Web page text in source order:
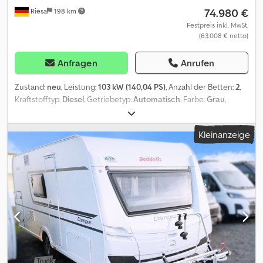
nicht ausweisbar.
Riesa 198 km 74.980 €
Festpreis inkl. MwSt.
(63.008 € netto)
Anfragen Anrufen
Zustand: neu, Leistung:103 kW (140,04 PS), Anzahl der Betten:2,
Kraftstofftyp: Diesel, Getriebetyp:Automatisch, Farbe:Grau,
, Gesamtbreite:
2.650 mm, Achsen-Konfiguration:2 Achsen, Gesamtgewicht:
, Ausstattung:ABS, Elektronisches Stabilitätsprogramm
(ESP), Klimaanlage, Rußfilter, Toilette, Zentralverriegelung , *
Modell 2026 * Motor / Chassis: Fiat Ducato Multijet 3 * Leistung:
103 kW / 140 PS * Getriebe: Automatik * zul. Gesamtgewicht: 3500
kg * Bett(en): Einzelbetten * Sitzgruppe: Seitensitzgruppe *
Polster: Camino * Holzdekor: Amberes Oak ----
SONDERAUSSTATTUNG: * Fiat Ducato MultiJet 140 Maxi (2,2 l / 140
PS / 103 kW) - 3.500 kg Automatikgetriebe * Chassis Paket (New
Pack Safety (Notbremsassistent mit Fußgängererkennung,
Regen- und Lichtsensoren, Spurhalteassistent,
Verkehrszeichenerkennung, Müdigkeitserkennung, intelligenter
Kleinanzeige